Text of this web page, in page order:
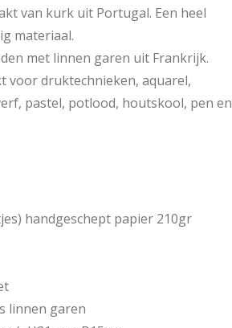
van kurk uit Portugal. Een heel
materiaal.
met linnen garen uit Frankrijk.
voor druktechnieken, aquarel,
pastel, potlood, houtskool, pen en
handgeschept papier 210gr
linnen garen